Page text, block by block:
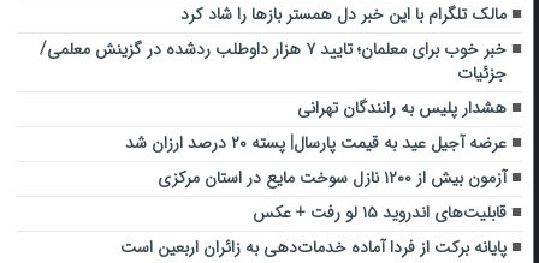
مالک تلگرام با این خبر دل همستر بازها را شاد کرد
خبر خوب برای معلمان؛ تایید ۷ هزار داوطلب ردشده در گزینش معلمی/
جزئیات
هشدار پلیس به رانندگان تهرانی
عرضه آجیل عید به قیمت پارسال| پسته ۲۰ درصد ارزان شد
آزمون بیش از ۱۲۰۰ نازل سوخت مایع در استان مرکزی
قابلیت‌های اندروید ۱۵ لو رفت + عکس
پایانه برکت از فردا آماده خدمات‌دهی به زائران اربعین است